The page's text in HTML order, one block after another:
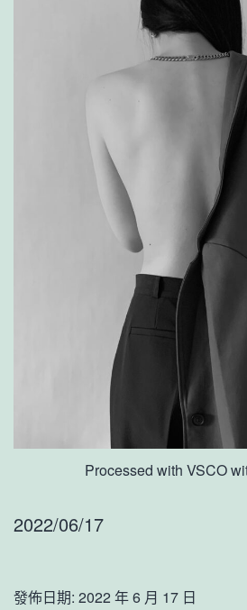
Processed with VSCO
2022/06/17
發佈日期: 2022 年 6 月 17 日